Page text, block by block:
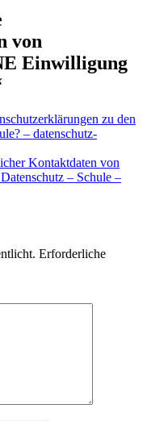
von
Einwilligung
zu den
– datenschutz-
Kontaktdaten von
– Schule –
Erforderliche